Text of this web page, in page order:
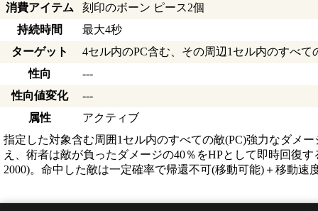
消費アイテム
刻印のボーン ピース2個
持続時間
最大4秒
ターゲット
4セル内のPC含む、その周辺1セル内のすべて
性向
---
性向値変化
---
属性
アクティブ
指定した対象含む周囲1セル内のすべての敵(PC)強力なダメー
え、術者は敵が負ったダメージの40％をHPとして即時回復す
2000)。命中した敵は一定確率で帰還不可(移動可能)＋移動速